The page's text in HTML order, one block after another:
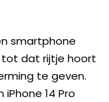
smartphone
dat rijtje hoort
te geven.
14 Pro